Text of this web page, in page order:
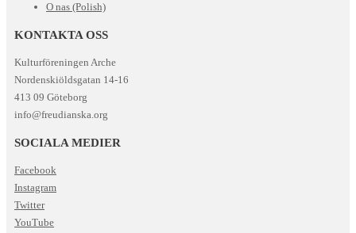
O nas (Polish)
KONTAKTA OSS
Kulturföreningen Arche
Nordenskiöldsgatan 14-16
413 09 Göteborg
info@freudianska.org
SOCIALA MEDIER
Facebook
Instagram
Twitter
YouTube